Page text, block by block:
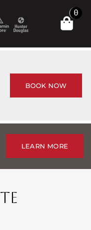
0
BOOK NOW
LEARN MORE